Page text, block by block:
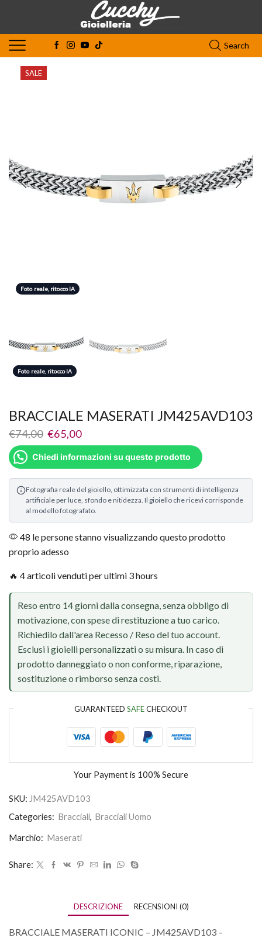
Search
SALE
Foto reale, ritocco IA
Foto reale, ritocco IA
Foto reale, ritocco IA
BRACCIALE MASERATI JM425AVD103
€74,00 €65,00
Chiedi informazioni su questo prodotto
Fotografia reale del gioiello, ottimizzata con strumenti di intelligenza
artificiale per luce, sfondo e nitidezza. Il gioiello che ricevi corrisponde
al modello fotografato.
48 le persone stanno visualizzando questo prodotto
proprio adesso
🔥 4 articoli venduti per ultimi 3 hours
Reso entro 14 giorni dalla consegna, senza obbligo di
motivazione, con spese di restituzione a tuo carico.
Richiedilo dall'area Recesso / Reso del tuo account.
Esclusi i gioielli personalizzati o su misura. In caso di
prodotto danneggiato o non conforme, riparazione,
sostituzione o rimborso senza costi.
GUARANTEED SAFECHECKOUT
Your Payment is 100% Secure
SKU: JM425AVD103
Categories: Bracciali, Bracciali Uomo
Marchio: Maserati
Share:
DESCRIZIONE RECENSIONI (0)
BRACCIALE MASERATI ICONIC – JM425AVD103 –